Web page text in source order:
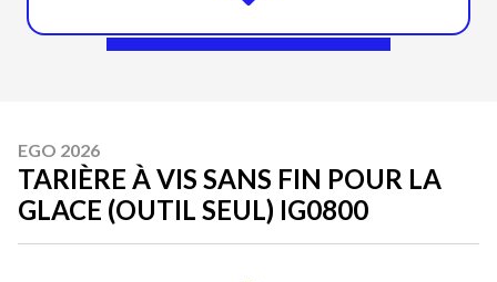
EGO 2026
TARIÈRE À VIS SANS FIN POUR LA
GLACE (OUTIL SEUL) IG0800